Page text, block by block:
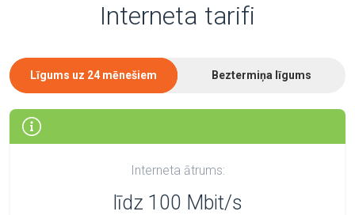
Interneta tarifi
Līgums uz 24 mēnešiem Beztermiņa līgums
Interneta ātrums:
līdz 100 Mbit/s